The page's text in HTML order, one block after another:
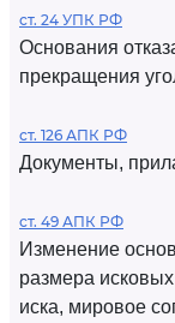
ст. 24 УПК РФ
Основания
прекращения
ст. 126 АПК РФ
Документы,
ст. 49 АПК РФ
Изменение
размера
иска, мировое